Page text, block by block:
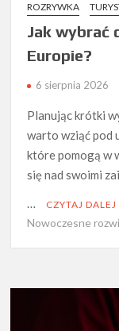
ROZRYWKA
Jak wybrać
Europie?
6 sierpnia 2026
Planując krótki
warto wziąć pod
które pomogą w
się nad swoimi
…
CZYTAJ DALEJ
Nowoczesne